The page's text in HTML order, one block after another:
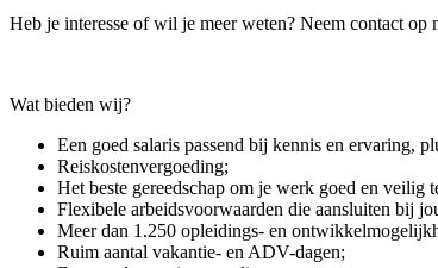
Heb je interesse of wil je meer weten? Neem contact
Wat bieden wij?
Een goed salaris passend bij kennis en ervaring,
Reiskostenvergoeding;
Het beste gereedschap om je werk goed en veilig
Flexibele arbeidsvoorwaarden die aansluiten bij
Meer dan 1.250 opleidings- en
Ruim aantal vakantie- en ADV-dagen;